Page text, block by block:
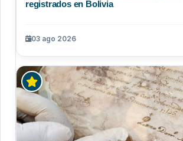
registrados en Bolivia
03 ago 2026